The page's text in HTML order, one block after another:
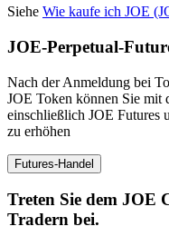
Siehe Wie kaufe ich JOE
JOE-Perpetual-
Nach der Anmeldung bei
JOE Token können Sie mit
einschließlich JOE Futures
zu erhöhen
Futures-Handel
Treten Sie dem JOE
Tradern bei.